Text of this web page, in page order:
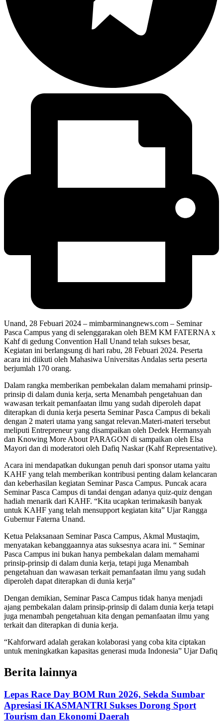
Unand, 28 Febuari 2024 – mimbarminangnews.com – Seminar
Pasca Campus yang di selenggarakan oleh BEM KM FATERNA x
Kahf di gedung Convention Hall Unand telah sukses besar,
Kegiatan ini berlangsung di hari rabu, 28 Febuari 2024. Peserta
acara ini diikuti oleh Mahasiwa Universitas Andalas serta peserta
berjumlah 170 orang.
Dalam rangka memberikan pembekalan dalam memahami prinsip-
prinsip di dalam dunia kerja, serta Menambah pengetahuan dan
wawasan terkait pemanfaatan ilmu yang sudah diperoleh dapat
diterapkan di dunia kerja peserta Seminar Pasca Campus di bekali
dengan 2 materi utama yang sangat relevan.Materi-materi tersebut
meliputi Entrepreneur yang disampaikan oleh Dedek Hermansyah
dan Knowing More About PARAGON di sampaikan oleh Elsa
Mayori dan di moderatori oleh Dafiq Naskar (Kahf Representative).
Acara ini mendapatkan dukungan penuh dari sponsor utama yaitu
KAHF yang telah memberikan kontribusi penting dalam kelancaran
dan keberhasilan kegiatan Seminar Pasca Campus. Puncak acara
Seminar Pasca Campus di tandai dengan adanya quiz-quiz dengan
hadiah menarik dari KAHF. “Kita ucapkan terimakasih banyak
untuk KAHF yang telah mensupport kegiatan kita” Ujar Rangga
Gubernur Faterna Unand.
Ketua Pelaksanaan Seminar Pasca Campus, Akmal Mustaqim,
menyatakan kebanggaannya atas suksesnya acara ini. “ Seminar
Pasca Campus ini bukan hanya pembekalan dalam memahami
prinsip-prinsip di dalam dunia kerja, tetapi juga Menambah
pengetahuan dan wawasan terkait pemanfaatan ilmu yang sudah
diperoleh dapat diterapkan di dunia kerja”
Dengan demikian, Seminar Pasca Campus tidak hanya menjadi
ajang pembekalan dalam prinsip-prinsip di dalam dunia kerja tetapi
juga menambah pengetahuan kita dengan pemanfaatan ilmu yang
terkait dan diterapkan di dunia kerja.
“Kahforward adalah gerakan kolaborasi yang coba kita ciptakan
untuk meningkatkan kapasitas generasi muda Indonesia” Ujar Dafiq
Berita lainnya
Lepas Race Day BOM Run 2026, Sekda Sumbar
Apresiasi IKASMANTRI Sukses Dorong Sport
Tourism dan Ekonomi Daerah